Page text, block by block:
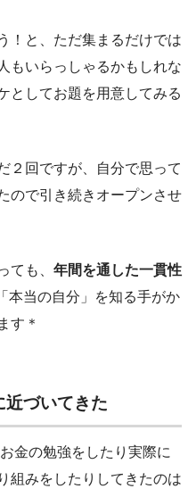
！と、ただ集まるだけでは
もいらっしゃるかもしれな
としてお題を用意してみる
２回ですが、自分で思って
ので引き続きオープンさせ
ても、 年間を通した一貫性
本当の自分」を知る手がか
す＊
近づいてきた
金の勉強をしたり実際に
組みをしたりしてきたのは